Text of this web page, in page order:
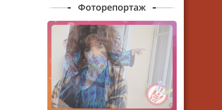
Фоторепортаж